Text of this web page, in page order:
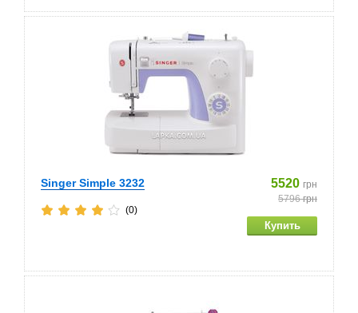
Singer Simple 3232 5520 грн
5796грн
(0)